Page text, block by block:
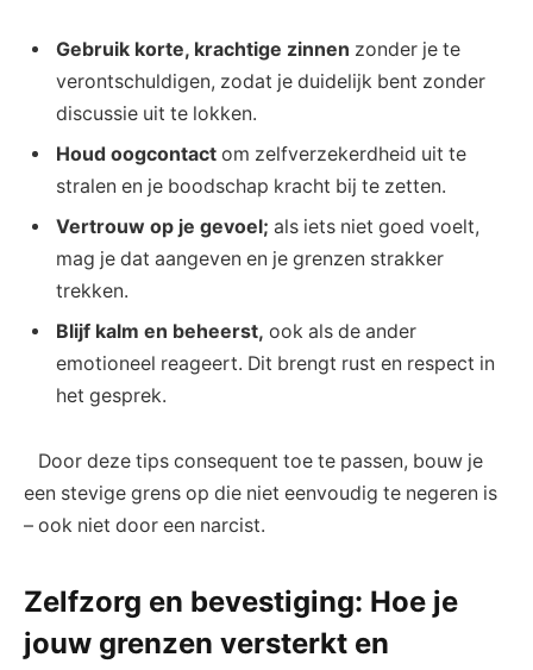
Gebruik korte, krachtige zinnen zonder je te
verontschuldigen, zodat je⁢ duidelijk bent zonder
discussie ⁢uit te lokken.
Houd⁤ oogcontactom zelfverzekerdheid uit te
stralen en je boodschap kracht bij ‌te ‌zetten.
Vertrouw‌ op je gevoel; als ‍iets‌ niet goed​ voelt,
mag ⁣je⁤ dat‌ aangeven​ en je grenzen strakker
trekken.
Blijf kalm en beheerst, ook ⁤als⁢ de‍ ander
emotioneel reageert. ‍Dit ⁤brengt⁤ rust en respect in
het gesprek.
⁤ ⁢ ‍ Door deze tips‌ consequent‍ toe ⁤te passen, bouw ​je
een stevige grens op die ⁤niet⁤ eenvoudig⁤ te negeren‍ is
⁣– ook niet door een narcist.
Zelfzorg en bevestiging: Hoe je
jouw⁣ grenzen ‍versterkt⁢ en